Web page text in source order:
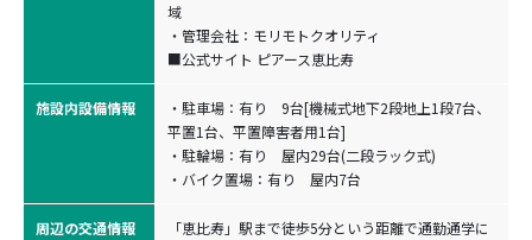
域
・管理会社：モリモトクオリティ
■公式サイト ピアース恵比寿
施設内設備情報
・駐車場：有り 9台[機械式地下2段地上1段7台、
平置1台、平置障害者用1台]
・駐輪場：有り 屋内29台(二段ラック式)
・バイク置場：有り 屋内7台
周辺の交通情報
「恵比寿」駅まで徒歩5分という距離で通勤通学に